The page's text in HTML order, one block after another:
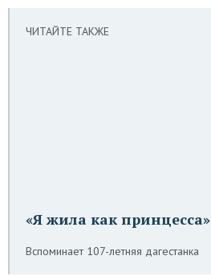
ЧИТАЙТЕ ТАКЖЕ
«Я жила как принцесса»
Вспоминает 107-летняя дагестанка